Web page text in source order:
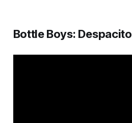
Bottle Boys: Despacito